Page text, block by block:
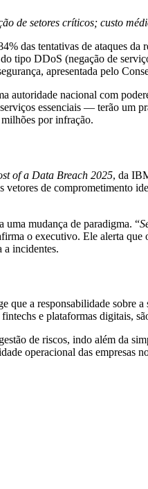
de setores críticos; custo
das tentativas de ataques
tipo DDoS (negação de
apresentada pelo
nacional com
essenciais — terão um
por infração.
of a Data Breach 2025, da
de comprometimento
mudança de paradigma. “
o executivo. Ele alerta que
a incidentes.
a responsabilidade sobre
e plataformas digitais,
de riscos, indo além da
operacional das empresas